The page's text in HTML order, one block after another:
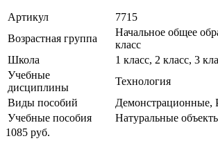
Артикул
7715
Возрастная группа
Начальное общее
класс
Школа
1 класс, 2 класс, 3
Учебные
дисциплины
Технология
Виды пособий
Демонстрационные,
Учебные пособия
Натуральные
1085 руб.